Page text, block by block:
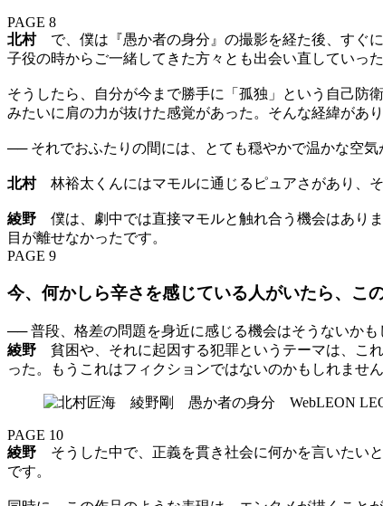
PAGE 8
北村で、僕は『愚か者の身分』の撮影を経た後、すぐ
子役の時からご一緒してきた方々とも出会い直していった
そうしたら、自分が今まで勝手に「孤独」という自己防
みたいに肩の力が抜けた感覚があった。そんな経緯があ
── それでおふたりの間には、とても穏やかで温かな空
北村林裕太くんにはマモルに通じるピュアさがあり、そ
綾野 僕は、劇中では直接マモルと触れ合う機会はあり
目が離せなかったです。
PAGE 9
今、何かしら辛さを感じている人がいたら、こ
── 普段、格差の問題を身近に感じる機会はそうないか
綾野 貧困や、それに起因する犯罪というテーマは、こ
った。もうこれはフィクションではないのかもしれません
PAGE 10
綾野 そうした中で、正義を貫き社会に何かを言いたい
です。